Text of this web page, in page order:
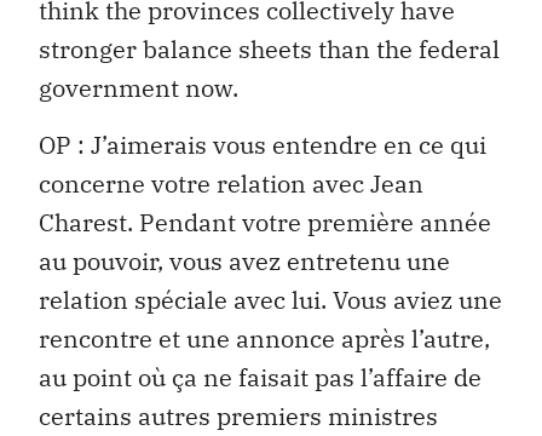
think the provinces collectively have
stronger balance sheets than the federal
government now.
OP : J’aimerais vous entendre en ce qui
concerne votre relation avec Jean
Charest. Pendant votre première année
au pouvoir, vous avez entretenu une
relation spéciale avec lui. Vous aviez une
rencontre et une annonce après l’autre,
au point où ça ne faisait pas l’affaire de
certains autres premiers ministres